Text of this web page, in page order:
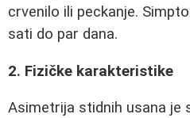
crvenilo ili peckanje.
sati do par dana.
2. Fizičke karakteristike
Asimetrija stidnih usana je